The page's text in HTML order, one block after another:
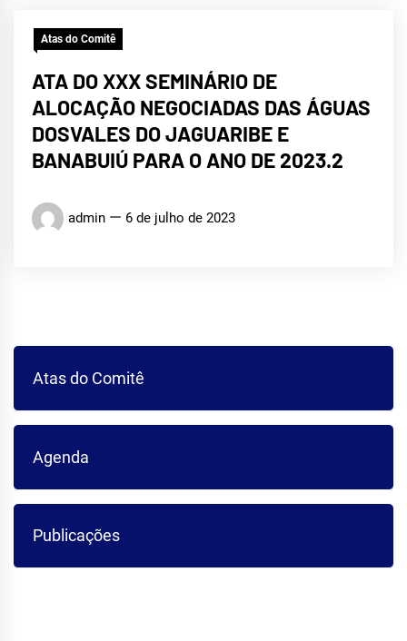
Atas do Comitê
ATA DO XXX SEMINÁRIO DE
ALOCAÇÃO NEGOCIADAS DAS ÁGUAS
DOSVALES DO JAGUARIBE E
BANABUIÚ PARA O ANO DE 2023.2
admin 6 de julho de 2023
Atas do Comitê
Agenda
Publicações